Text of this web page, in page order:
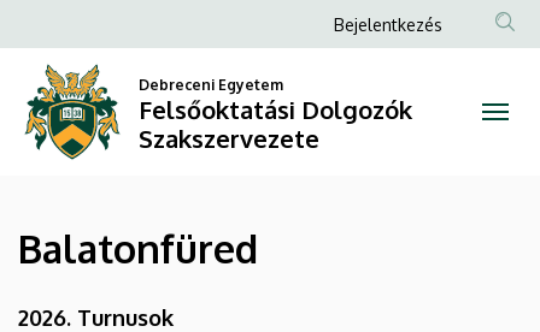
Felsőoktatási
Dolgozók
Szakszervezete
a
tartalomra
Anonim
fiók
menüje
Bejelentkezés
Debreceni Egyetem
Felsőoktatási Dolgozók
Szakszervezete
Balatonfüred
2026. Turnusok